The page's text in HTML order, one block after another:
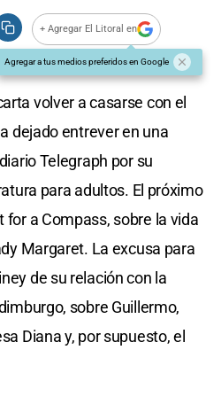
+ Agregar El Litoral en
Agregar a tus medios preferidos en Google
volver a casarse con el
dejado entrever en una
Telegraph por su
para adultos. El próximo
a Compass, sobre la vida
Margaret. La excusa para
de su relación con la
sobre Guillermo,
Diana y, por supuesto, el